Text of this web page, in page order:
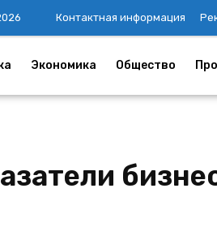
Контактная информация
Экономика Общество